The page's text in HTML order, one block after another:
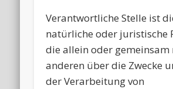
Verantwortliche Stelle ist
natürliche oder juristische
die allein oder
anderen über die Zwecke
der Verarbeitung von